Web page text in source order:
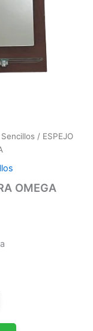
Sencillos / ESPEJO
OMEGA